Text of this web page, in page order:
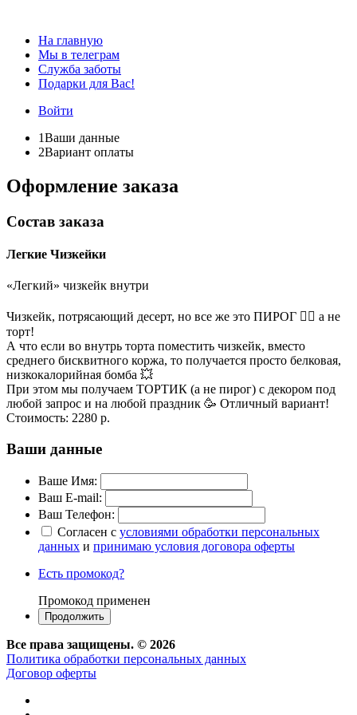
На главную
Мы в телеграм
Служба заботы
Подарки для Вас!
Войти
1Ваши данные
2Вариант оплаты
Оформление заказа
Состав заказа
Легкие Чизкейки
«Легкий» чизкейк внутри
Чизкейк, потрясающий десерт, но все же это ПИРОГ 🤷‍♀️ а не
торт!
А что если во внутрь торта поместить чизкейк, вместо
среднего бисквитного коржа, то получается просто белковая,
низкокалорийная бомба 💥
При этом мы получаем ТОРТИК (а не пирог) с декором под
любой запрос и на любой праздник 🥳 Отличный вариант!
Стоимость: 2280 р.
Ваши данные
Ваше Имя:
Ваш E-mail:
Ваш Телефон:
Согласен с условиями обработки персональных
данных и принимаю условия договора оферты
Есть промокод?
Промокод применен
Все права защищены. © 2026
Политика обработки персональных данных
Договор оферты